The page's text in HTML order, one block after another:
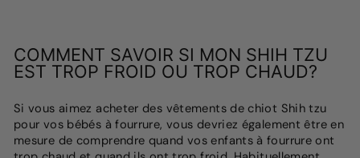
COMMENT SAVOIR SI MON SHIH TZU
EST TROP FROID OU TROP CHAUD?
Si vous aimez acheter des vêtements de chiot Shih tzu
pour vos bébés à fourrure, vous devriez également être en
mesure de comprendre quand vos enfants à fourrure ont